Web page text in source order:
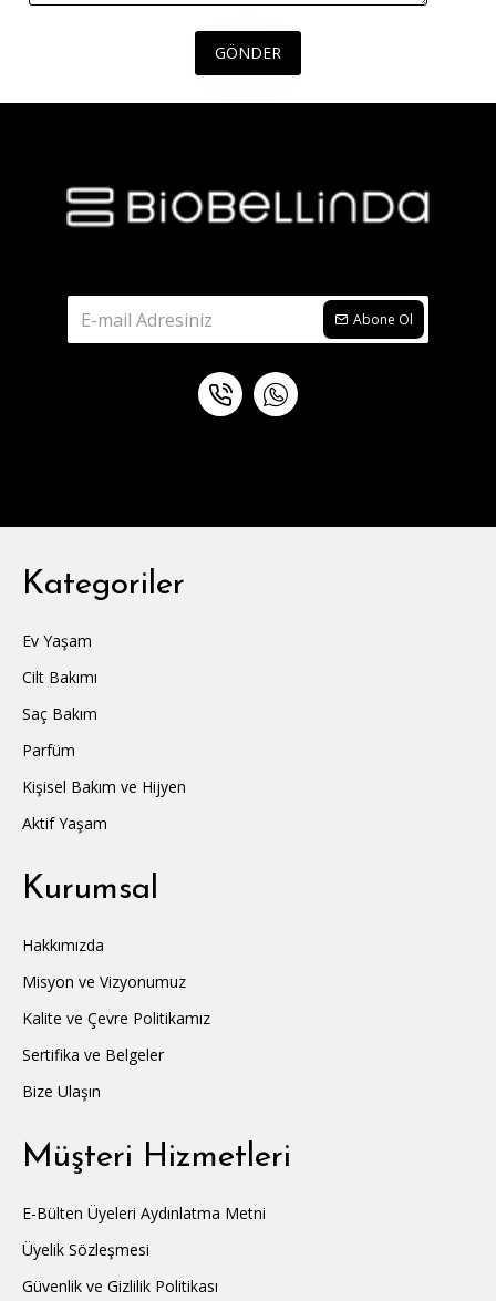
GÖNDER
Abone Ol
Kategoriler
Ev Yaşam
Cilt Bakımı
Saç Bakım
Parfüm
Kişisel Bakım ve Hijyen
Aktif Yaşam
Kurumsal
Hakkımızda
Misyon ve Vizyonumuz
Kalite ve Çevre Politikamız
Sertifika ve Belgeler
Bize Ulaşın
Müşteri Hizmetleri
E-Bülten Üyeleri Aydınlatma Metni
Üyelik Sözleşmesi
Güvenlik ve Gizlilik Politikası